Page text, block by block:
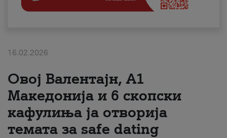
Плати сметка
#ПодобарОнлајн
16.02.2026
Овој Валентајн, A1
Македонија и 6 скопски
кафулиња ја отворија
темата за safe dating